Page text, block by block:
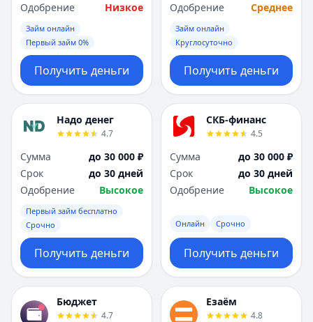
Одобрение
Низкое
Займ онлайн
Первый займ 0%
Получить деньги
Одобрение
Среднее
Займ онлайн
Круглосуточно
Получить деньги
Надо денег
4.7
Сумма
до 30 000 ₽
Срок
до 30 дней
Одобрение
Высокое
Первый займ бесплатно
Срочно
Получить деньги
СКБ-финанс
4.5
Сумма
до 30 000 ₽
Срок
до 30 дней
Одобрение
Высокое
Онлайн Срочно
Получить деньги
Бюджет
4.7
Езаём
4.8